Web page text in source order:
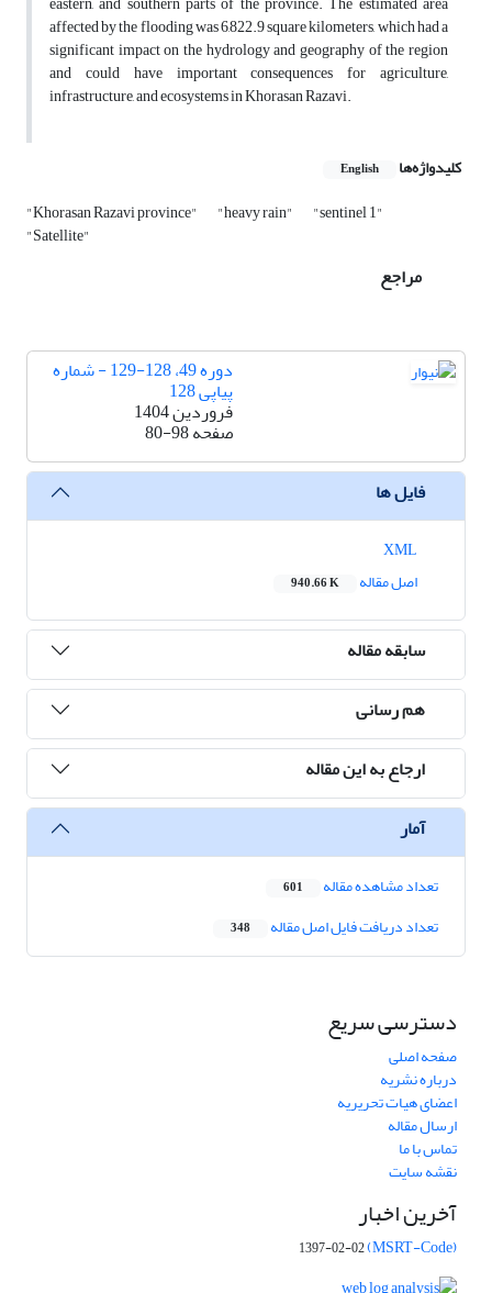
affected by the flooding was 6,822.9 square kilometers, which had a
significant impact on the hydrology and geography of the region
and could have important consequences for agriculture,
infrastructure, and ecosystems in Khorasan Razavi.
کلیدواژه‌ها English
"Khorasan Razavi province" "heavy rain" "sentinel 1"
"Satellite"
مراجع
دوره 49، 128-129 - شماره
پیاپی 128
فروردین 1404
صفحه80-98
فایل ها
اصل مقاله
940.66 K
سابقه مقاله
هم رسانی
ارجاع به این مقاله
آمار
تعداد مشاهده مقاله 601
تعداد دریافت فایل اصل مقاله 348
دسترسی سریع
صفحه اصلی
درباره نشریه
اعضای هیات تحریریه
ارسال مقاله
تماس با ما
نقشه سایت
آخرین اخبار
(MSRT-Code)
1397-02-02